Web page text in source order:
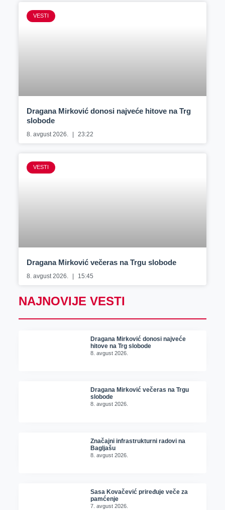
VESTI
Dragana Mirković donosi najveće hitove na Trg
slobode
8. avgust 2026. 23:22
VESTI
Dragana Mirković večeras na Trgu slobode
8. avgust 2026. 15:45
NAJNOVIJE VESTI
Dragana Mirković donosi najveće
hitove na Trg slobode
8. avgust 2026.
Dragana Mirković večeras na Trgu
slobode
8. avgust 2026.
Značajni infrastrukturni radovi na
Bagljašu
8. avgust 2026.
Sasa Kovačević priređuje veče za
pamćenje
7. avgust 2026.